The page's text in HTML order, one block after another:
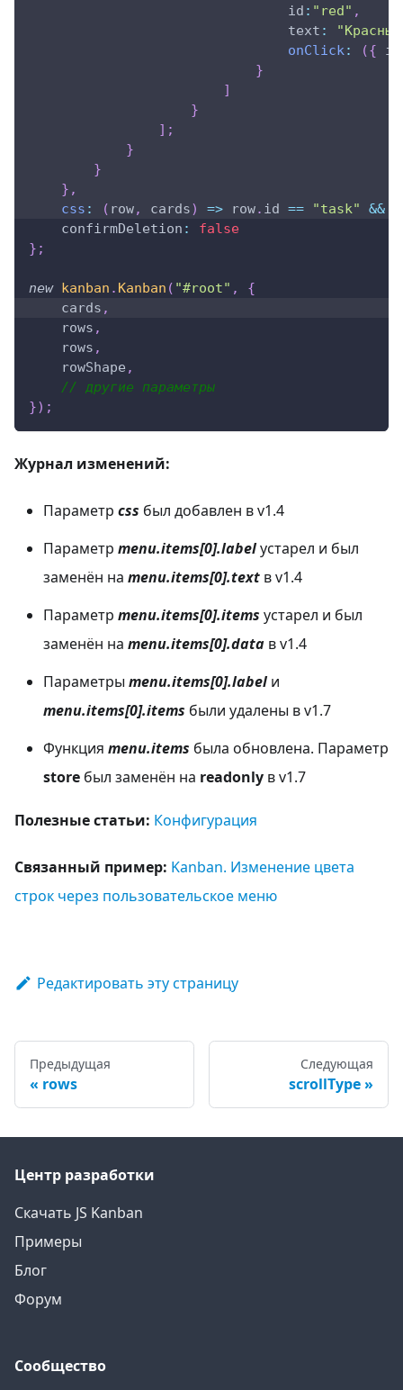
id : "red" ,
text :
onClick: ({ id
}
]
}
] ;
}
}
} ,
css : ( row, cards) => row. id == "task" &&
confirmDeletion :
false
} ;
new kanban . Kanban ( "#root" ,
{
    cards
,
    rows
,
    rows
,
    rowShape
,
// другие параметры
}) ;
Журнал изменений:
Параметр css был добавлен в v1.4
Параметр menu.items[0].labelустарел и был
заменён на menu.items[0].text в v1.4
Параметр menu.items[0].items устарел и был
заменён на menu.items[0].data в v1.4
Параметры menu.items[0].labelи
menu.items[0].items были удалены в v1.7
Функция menu.items была обновлена. Параметр
store был заменён на readonly в v1.7
Полезные статьи: Конфигурация
Связанный пример: Kanban. Изменение цвета
строк через пользовательское меню
Редактировать эту страницу
Предыдущая
rows
Следующая
scrollType
Центр разработки
Скачать JS Kanban
Примеры
Блог
Форум
Сообщество